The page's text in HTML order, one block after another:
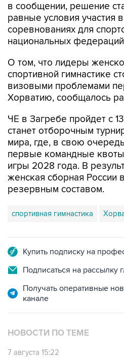
в сообщении, решение
равные условия участия
соревнованиях для
национальных
О том, что лидеры
спортивной гимнастике
визовыми проблемами
Хорватию, сообщалось
ЧЕ в Загребе пройдет с
станет отборочным
мира, где, в свою
первые командные
игры 2028 года. В
женская сборная России
резервным составом.
спортивная гимнастика
Купить подписку на
Подписаться на рассылку
Получать оперативные
канале
НОВОСТИ ПО ТЕМЕ
7 августа 15:22